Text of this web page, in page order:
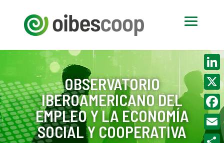
OBSERVATORIO
IBEROAMERICANO DEL
EMPLEO Y LA ECONOMÍA
SOCIAL Y COOPERATIVA
X
Email